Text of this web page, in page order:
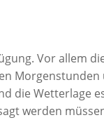
Vor allem
die Wetterlage
werden